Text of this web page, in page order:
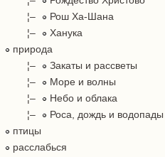
¦–
Рош Ха-Шана
¦–
Ханука
природа
¦–
Закаты и рассветы
¦–
Море и волны
¦–
Небо и облака
¦–
Роса, дождь и водопады
птицы
расслабься